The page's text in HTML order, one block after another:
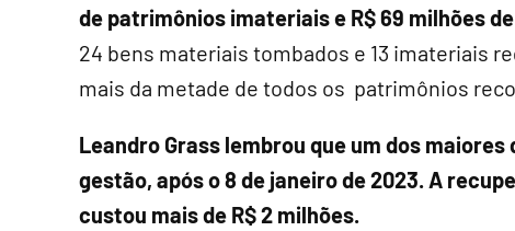
de patrimônios imateriais e R$ 69 milhões
24 bens materiais tombados e 13 imateriais
mais da metade de todos os patrimônios
Leandro Grass lembrou que um dos
gestão, após o 8 de janeiro de 2023. A
custou mais de R$ 2 milhões.